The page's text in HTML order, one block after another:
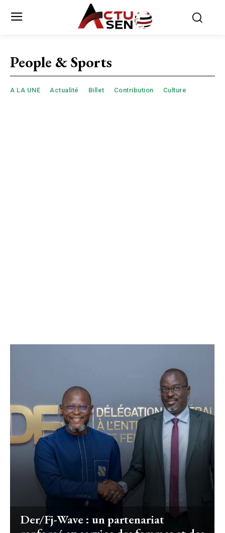
People & Sports
A LA UNE Actualité Billet Contribution Culture
Der/Fj-Wave : un partenariat